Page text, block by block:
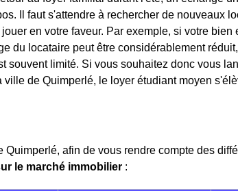
Il faut s'attendre à rechercher de nouveaux
en votre faveur. Par exemple, si votre
du locataire peut être considérablement
souvent limité. Si vous souhaitez donc vous
de Quimperlé, le loyer étudiant moyen
afin de vous rendre compte des
le marché immobilier :